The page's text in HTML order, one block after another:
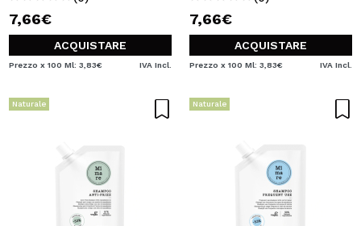
7,66€
ACQUISTARE
Prezzo x 100 Ml: 3,83€ IVA Incl.
7,66€
ACQUISTARE
Prezzo x 100 Ml: 3,83€ IVA Incl.
Naturale Naturale